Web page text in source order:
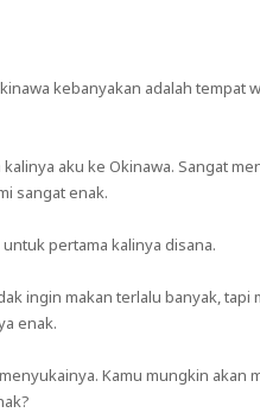
kebanyakan adalah tempat
aku ke Okinawa. Sangat
sangat enak.
pertama kalinya disana.
ingin makan terlalu banyak, tapi
enak.
Kamu mungkin akan